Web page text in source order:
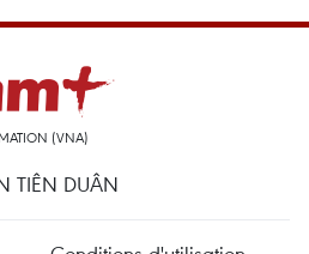
(VNA)
TIÊN DUÂN